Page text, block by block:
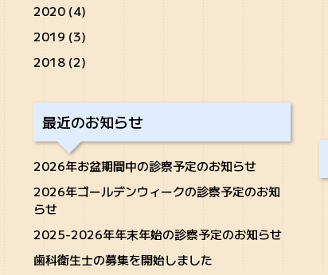
2020 (4)
2019 (3)
2018 (2)
最近のお知らせ
2026年お盆期間中の診察予定のお知らせ
2026年ゴールデンウィークの診察予定のお知
らせ
2025-2026年年末年始の診察予定のお知らせ
歯科衛生士の募集を開始しました